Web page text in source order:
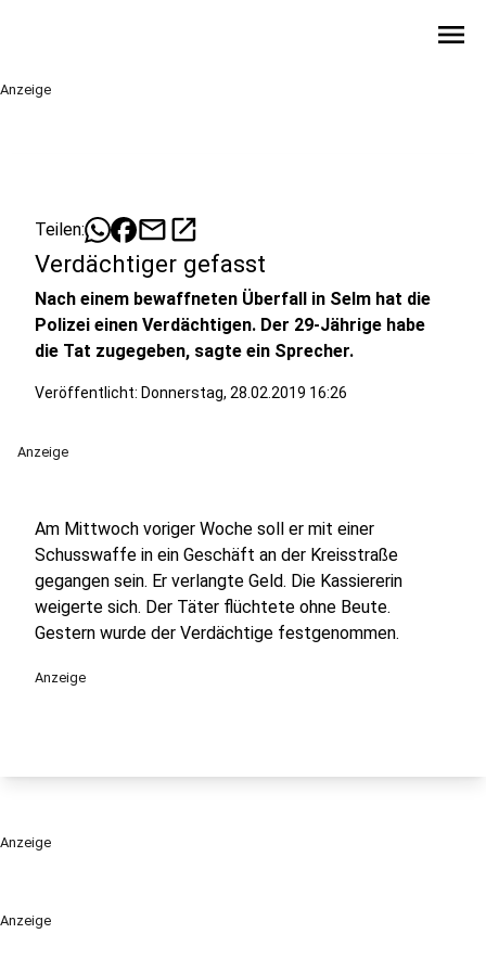
menu
Anzeige
Anzeige
Teilen: mailopen_in_new
Verdächtiger gefasst
Nach einem bewaffneten Überfall in Selm hat die
Polizei einen Verdächtigen. Der 29-Jährige habe
die Tat zugegeben, sagte ein Sprecher.
Veröffentlicht: Donnerstag, 28.02.2019 16:26
Anzeige
Am Mittwoch voriger Woche soll er mit einer
Schusswaffe in ein Geschäft an der Kreisstraße
gegangen sein. Er verlangte Geld. Die Kassiererin
weigerte sich. Der Täter flüchtete ohne Beute.
Gestern wurde der Verdächtige festgenommen.
Anzeige
Anzeige